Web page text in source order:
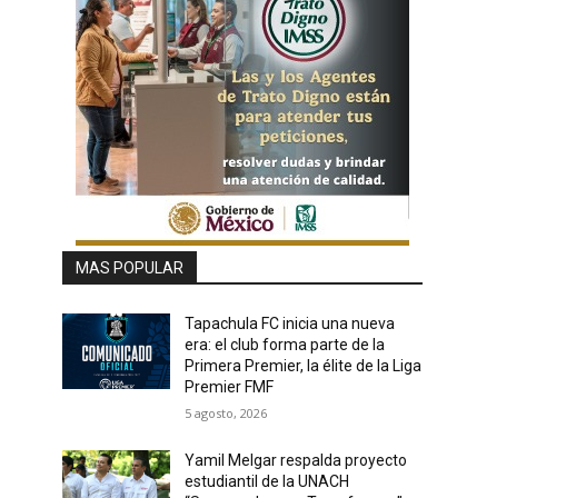
MAS POPULAR
Tapachula FC inicia una nueva
era: el club forma parte de la
Primera Premier, la élite de la Liga
Premier FMF
5 agosto, 2026
Yamil Melgar respalda proyecto
estudiantil de la UNACH